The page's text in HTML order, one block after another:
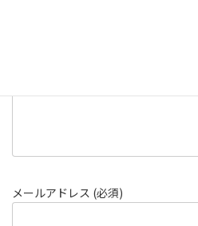
メールアドレス (必須)